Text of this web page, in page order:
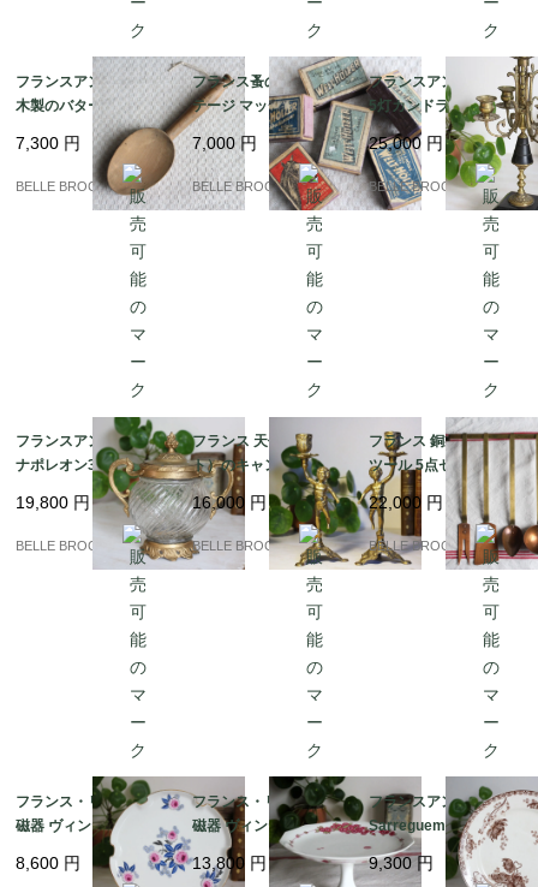
フランスアンティーク
木製のバタースコップ
（Pelle à beurre） 19
世紀〜20世紀初頭 蚤の
市｜フランス発送（到
着まで2-3週間）
7,300 円
BELLE BROCANTE
フランス蚤の市 ヴィン
テージ マッチ箱 6個セ
ット ドイツ・ベルギー
製 1920-50年代 アンテ
ィーク 蚤の市｜フラン
ス発送（到着まで2-3週
7,000円
BELLE BROCANTE
フランスアンティーク
5灯カンドラブラ 燭台
ナポレオン3世様式 真
鍮装飾 19世紀後半｜フ
ランス発送（到着まで2
-3週間）
25,000 円
BELLE BROCANTE
フランスアンティーク
ナポレオン3世様式 モ
ールガラスのシュガー
ポット / ボンボニエー
ル 貴婦人の小物入れ｜
フランス発送（到着ま
19,800 円
BELLE BROCANTE
フランス 天使（プッ
ト）のキャンドルスタ
ンド ペア 2客セット 真
鍮製 ロココ様式 燭台｜
フランス発送（到着ま
で2-3週間）
16,000 円
BELLE BROCANTE
フランス 銅製キッチン
ツール 5点セット 壁掛
けラック付き コッパー
＆ブラス 蚤の市｜フラ
ンス発送（到着まで2-3
週間）
22,000 円
BELLE BROCANTE
フランス・リモージュ
磁器 ヴィンテージ ｜フ
ランス発送（到着まで2
-3週間）
8,600 円
フランス・リモージュ
磁器 ヴィンテージ コン
ポティエ / 12角形の高
台皿 ピンクの花模様 Li
13,800 円
フランスアンティーク
Sarreguemines サルグ
ミンヌ / ROYAT（ロワ
イヤル）プレート 茶色
9,300 円